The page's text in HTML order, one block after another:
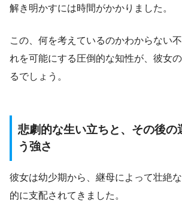
解き明かすには時間がかかりました。
この、何を考えているのかわからない
れを可能にする圧倒的な知性が、彼女
るでしょう。
悲劇的な生い立ちと、その後の
う強さ
彼女は幼少期から、継母によって壮絶
的に支配されてきました。